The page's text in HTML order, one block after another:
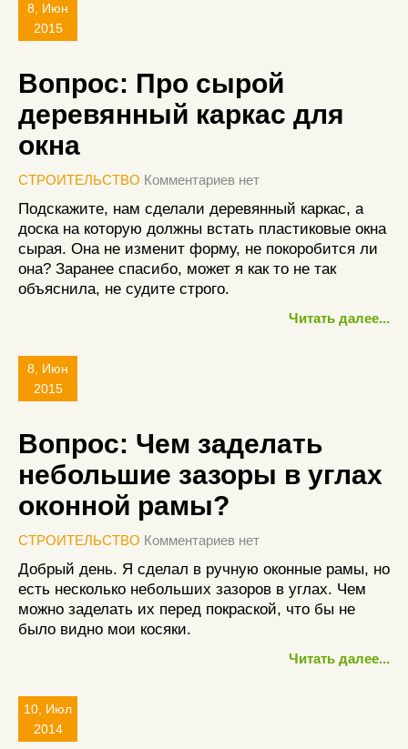
8, Июн
2015
Вопрос: Про сырой
деревянный каркас для
окна
СТРОИТЕЛЬСТВО Комментариев нет
Подскажите, нам сделали деревянный каркас, а
доска на которую должны встать пластиковые окна
сырая. Она не изменит форму, не покоробится ли
она? Заранее спасибо, может я как то не так
объяснила, не судите строго.
Читать далее...
8, Июн
2015
Вопрос: Чем заделать
небольшие зазоры в углах
оконной рамы?
СТРОИТЕЛЬСТВО Комментариев нет
Добрый день. Я сделал в ручную оконные рамы, но
есть несколько небольших зазоров в углах. Чем
можно заделать их перед покраской, что бы не
было видно мои косяки.
Читать далее...
10, Июл
2014